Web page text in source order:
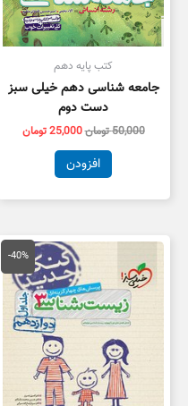
کتب پایه دهم
جامعه شناسی دهم خیلی سبز
دست دوم
50,000تومان25,000تومان
افزودن
-40%
قیمت
اصلی
55,000 تومان
بود.
قیمت
فعلی
است.